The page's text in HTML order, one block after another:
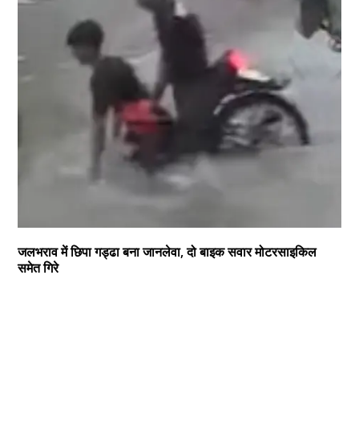
जलभराव में छिपा गड्ढा बना जानलेवा, दो बाइक सवार मोटरसाइकिल
समेत गिरे